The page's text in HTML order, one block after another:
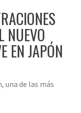
NUEVO
EN JAPÓN
una de las más